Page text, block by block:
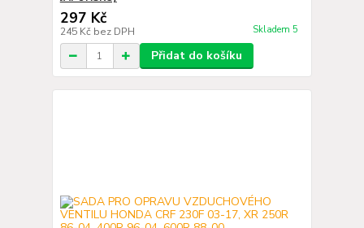
297 Kč
245 Kč bez DPH Skladem 5
Přidat do košíku